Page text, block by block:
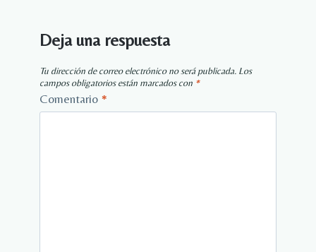
Deja una respuesta
Tu dirección de correo electrónico no será publicada. Los
campos obligatorios están marcados con *
Comentario *